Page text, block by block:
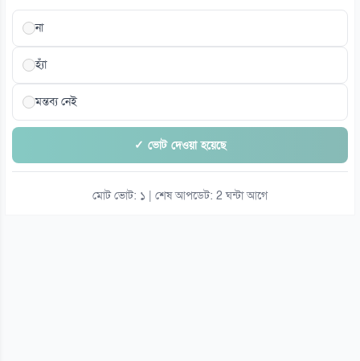
না
হ্যাঁ
মন্তব্য নেই
✓ ভোট দেওয়া হয়েছে
মোট ভোট: ১ | শেষ আপডেট: 2 ঘন্টা আগে